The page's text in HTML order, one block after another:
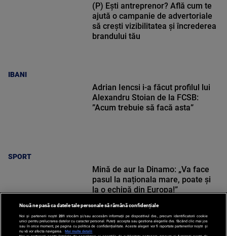
IBANI
(P) Ești antreprenor? Află cum te
ajută o campanie de advertoriale
să crești vizibilitatea și încrederea
brandului tău
SPORT
Adrian Iencsi i-a făcut profilul lui
Alexandru Stoian de la FCSB:
”Acum trebuie să facă asta”
Mină de aur la Dinamo: „Va face
pasul la naționala mare, poate și
la o echipă din Europa!”
Nouă ne pasă ca datele tale personale să rămână confidențiale
Noi și partenerii noștri 201 stocăm și/sau accesăm informații pe dispozitivul dvs., precum identificatorii cookie
unici pentru prelucrarea datelor cu caracter personal. Puteți accepta sau gestiona alegerile dvs. făcând clic mai jos
sau în orice moment, pe pagina cu politica de confidențialitate. Aceste alegeri vor fi raportate partenerilor noștri și
nu vă vor afecta navigarea.
Mai multe detalii